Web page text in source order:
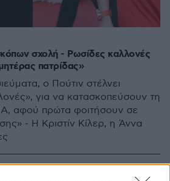
σχολή - Ρωσίδες καλλονές
πατρίδας»
ο Πούτιν στέλνει
για να κατασκοπεύσουν τη
αφού πρώτα φοιτήσουν σε
- Η Κριστίν Κίλερ, η Άννα